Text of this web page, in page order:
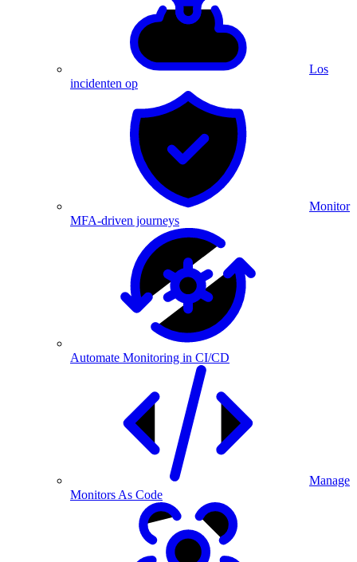
Los
incidenten op
Monitor
MFA-driven journeys
Automate Monitoring in CI/CD
Manage
Monitors As Code